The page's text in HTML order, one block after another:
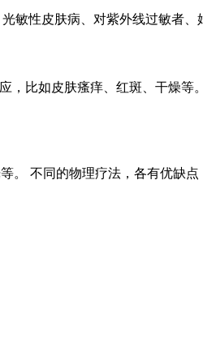
性皮肤病、对紫外线过敏者、
比如皮肤瘙痒、红斑、干燥
不同的物理疗法，各有优缺